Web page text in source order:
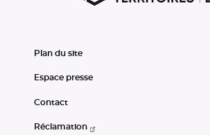
Plan du site
Espace presse
Contact
Réclamation